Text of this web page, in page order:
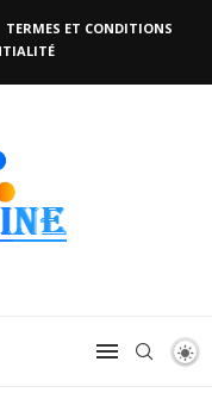
TERMES ET CONDITIONS